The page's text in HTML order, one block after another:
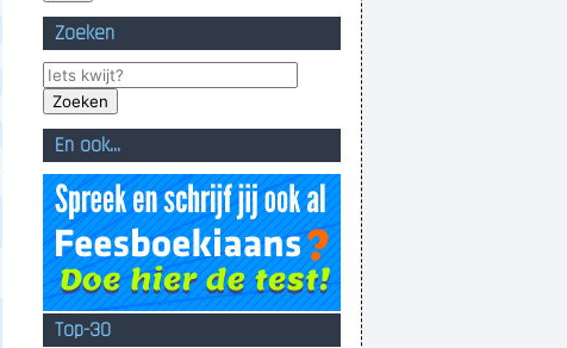
Zoeken
En ook...
Top-30